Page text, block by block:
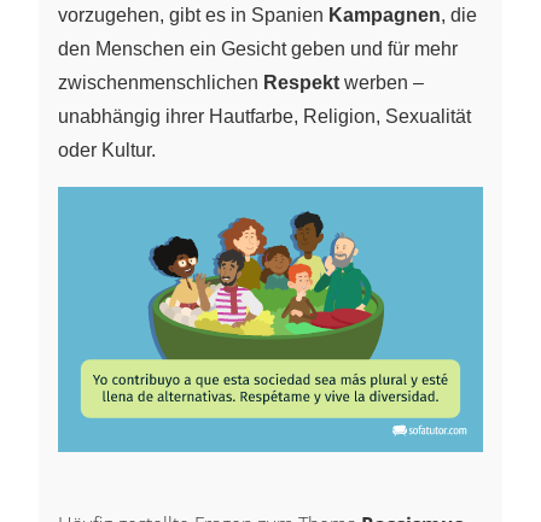
vorzugehen, gibt es in Spanien Kampagnen, die
den Menschen ein Gesicht geben und für mehr
zwischenmenschlichen Respekt werben –
unabhängig ihrer Hautfarbe, Religion, Sexualität
oder Kultur.